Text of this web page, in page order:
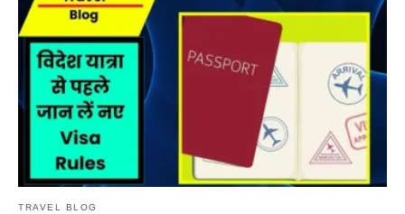
TRAVEL BLOG